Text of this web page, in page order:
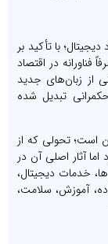
با تأکید بر
در اقتصاد
از زبان‌های جدید
تبدیل شده
است؛ تحولی که از
آثار اصلی آن در
خدمات دیجیتال،
آموزش، سلامت،